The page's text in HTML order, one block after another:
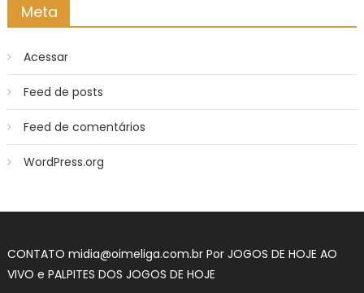
Meta
Acessar
Feed de posts
Feed de comentários
WordPress.org
CONTATO midia@oimeliga.com.brPor JOGOS DE HOJE AO
VIVO e PALPITES DOS JOGOS DE HOJE